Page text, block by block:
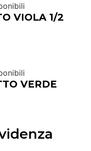
VIOLA 1/2
VERDE